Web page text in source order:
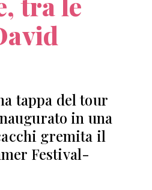
tappa del tour
in una
gremita il
Festival-